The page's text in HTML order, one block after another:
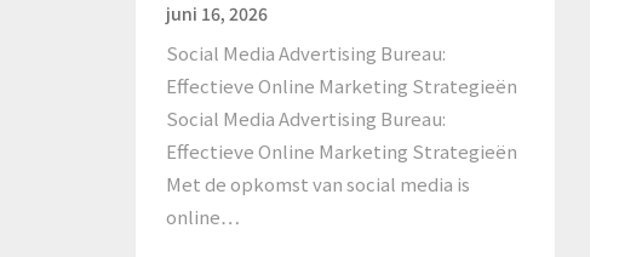
juni 16, 2026
Social Media Advertising Bureau:
Effectieve Online Marketing Strategieën
Social Media Advertising Bureau:
Effectieve Online Marketing Strategieën
Met de opkomst van social media is
online…